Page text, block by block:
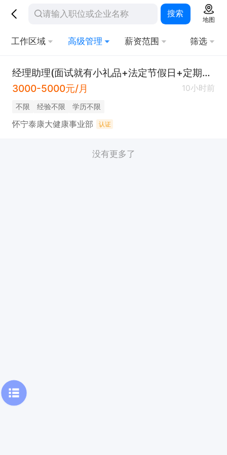
搜索
地图
工作区域 高级管理 薪资范围 筛选
经理助理(面试就有小礼品+法定节假日+定期旅游)
3000-5000元/月
10小时前
不限 经验不限 学历不限
怀宁泰康大健康事业部 认证
没有更多了